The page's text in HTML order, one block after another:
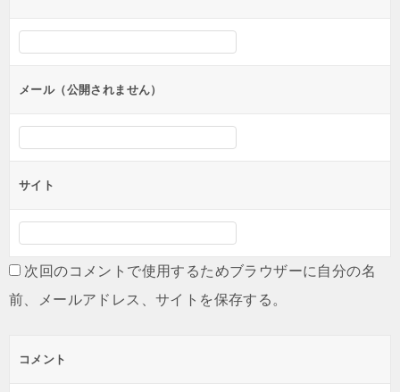
シ
ンメール（公開されません）
サイト
次回のコメントで使用するためブラウザーに自分の名
前、メールアドレス、サイトを保存する。
コメント